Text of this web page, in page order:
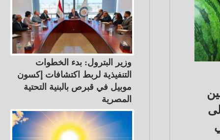
بين
بدلا من 12 جنيهًا والبصل 15 جنيهًا، والباذنجان العروس والأبيض 5 إلى
وزير البترول: بدء الخطوات
التنفيذية لربط اكتشافات إكسون
موبيل في قبرص بالبنية التحتية
المصرية